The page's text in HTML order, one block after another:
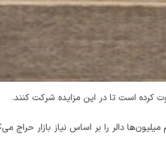
است تا در این مزایده شرکت کنند.
دالر را بر اساس نیاز بازار حراج